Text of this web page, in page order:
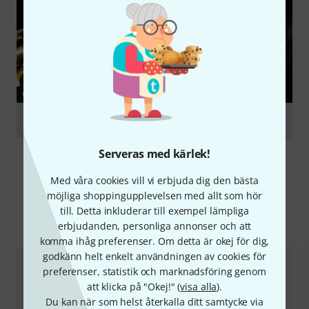
Serveras med kärlek!
Med våra cookies vill vi erbjuda dig den bästa
möjliga shoppingupplevelsen med allt som hör
till. Detta inkluderar till exempel lämpliga
erbjudanden, personliga annonser och att
komma ihåg preferenser. Om detta är okej för dig,
godkänn helt enkelt användningen av cookies för
preferenser, statistik och marknadsföring genom
att klicka på "Okej!" (visa alla).
Du kan när som helst återkalla ditt samtycke via
GUIDE
Jämför alternativ